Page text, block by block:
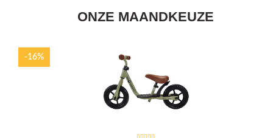
ONZE MAANDKEUZE
-16%